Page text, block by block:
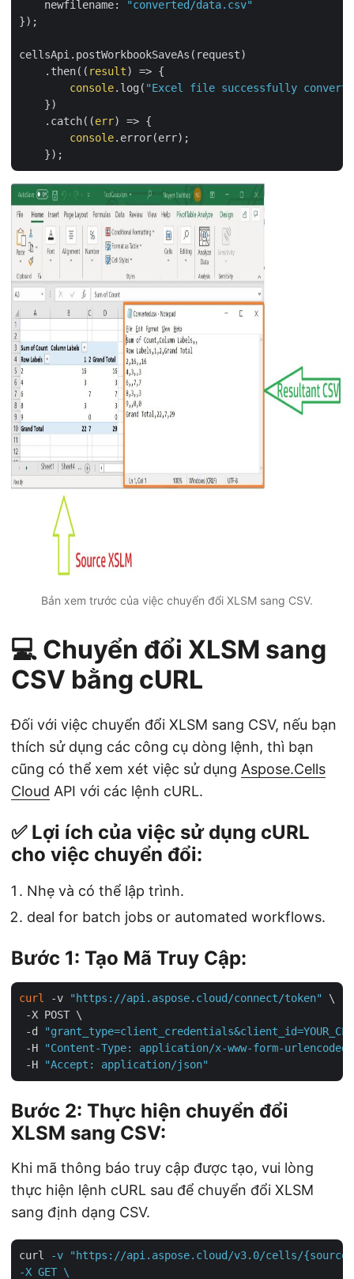
newfilename:
"converted/data.csv"
});
cellsApi.postWorkbookSaveAs(request)
    .then(
( result) => {
console.log( "Excel file successfully
    })
    .catch(
(err) => {
console.error(err);
Bản xem trước của việc chuyển đổi XLSM sang CSV.
💻 Chuyển đổi XLSM sang
CSV bằng cURL
Đối với việc chuyển đổi XLSM sang CSV, nếu bạn
thích sử dụng các công cụ dòng lệnh, thì bạn
cũng có thể xem xét việc sử dụng Aspose.Cells
Cloud API với các lệnh cURL.
✅ Lợi ích của việc sử dụng cURL
cho việc chuyển đổi:
Nhẹ và có thể lập trình.
deal for batch jobs or automated workflows.
Bước 1: Tạo Mã Truy Cập:
curl -v "https://api.aspose.cloud/connect/token"
\
-X POST \
-d
-H
"Content-Type: application/x-www-form-urlencoded"
-H
"Accept: application/json"
Bước 2: Thực hiện chuyển đổi
XLSM sang CSV:
Khi mã thông báo truy cập được tạo, vui lòng
thực hiện lệnh cURL sau để chuyển đổi XLSM
sang định dạng CSV.
curl
-v "https://api.aspose.cloud/v3.0/cells/
-X GET \